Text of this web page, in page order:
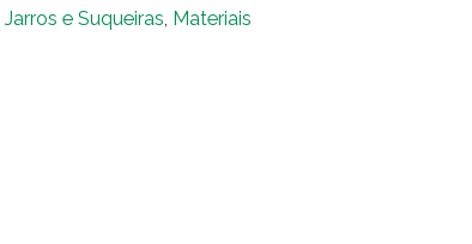
Jarros e Suqueiras Materiais